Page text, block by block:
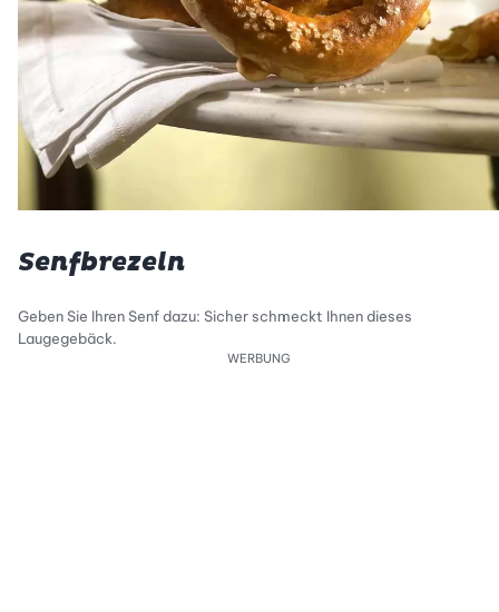
Senfbrezeln
Geben Sie Ihren Senf dazu: Sicher schmeckt Ihnen dieses
Laugegebäck.
WERBUNG